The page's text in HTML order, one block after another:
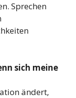
Sprechen
sich meine
ändert,